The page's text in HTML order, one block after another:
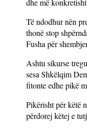
dhe më
Të ndodhur nën
thonë stop
Fusha për
Ashtu sikurse
sesa Shkëlqim
fitonte edhe pikë
Pikërisht për këtë
përdorej këtej e